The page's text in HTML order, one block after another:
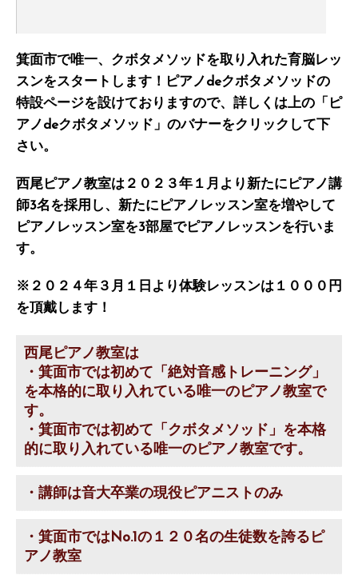
箕面市で唯一、クボタメソッドを取り入れた育脳レッ
スンをスタートします！ピアノdeクボタメソッドの
特設ページを設けておりますので、詳しくは上の「ピ
アノdeクボタメソッド」のバナーをクリックして下
さい。
西尾ピアノ教室は２０２３年１月より新たにピアノ講
師3名を採用し、新たにピアノレッスン室を増やして
ピアノレッスン室を3部屋でピアノレッスンを行いま
す。
※２０２４年３月１日より体験レッスンは１０００円
を頂戴します！
西尾ピアノ教室は
・箕面市では初めて 「絶対音感トレーニング」
を本格的に取り入れている唯一のピアノ教室で
す。
・箕面市では初めて 「クボタメソッド」 を本格
的に取り入れている唯一のピアノ教室です。
・講師は音大卒業の現役ピアニストのみ
・箕面市ではNo.1の１２０名の生徒数を誇るピ
アノ教室